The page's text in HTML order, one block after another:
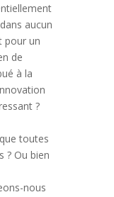
aucun
pour un
de
à la
?
toutes
? Ou bien
nous